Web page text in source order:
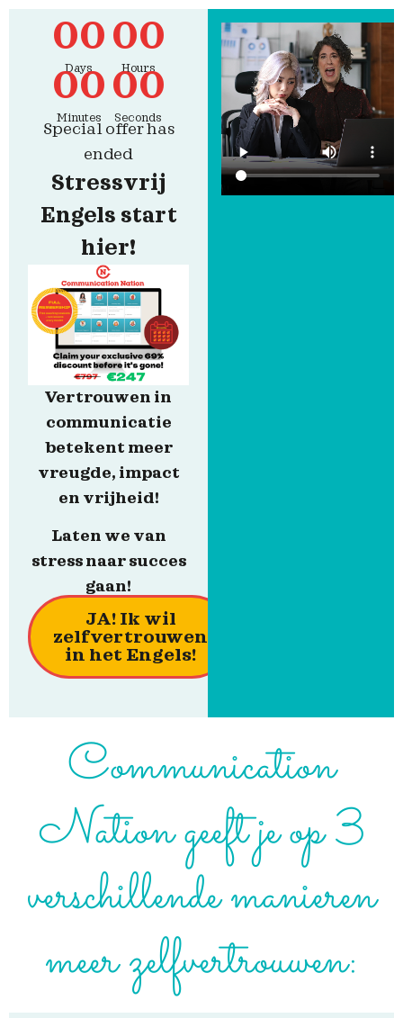
00
Days
00
Hours
00
Minutes
00
Seconds
Special offer has
ended
Stressvrij
Engels start
hier!
Vertrouwen in
communicatie
betekent meer
vreugde, impact
en vrijheid!
Laten we van
stress naar succes
gaan!
JA! Ik wil
zelfvertrouwen
in het Engels!
Communication
Nation geeft je op 3
verschillende manieren
meer zelfvertrouwen: